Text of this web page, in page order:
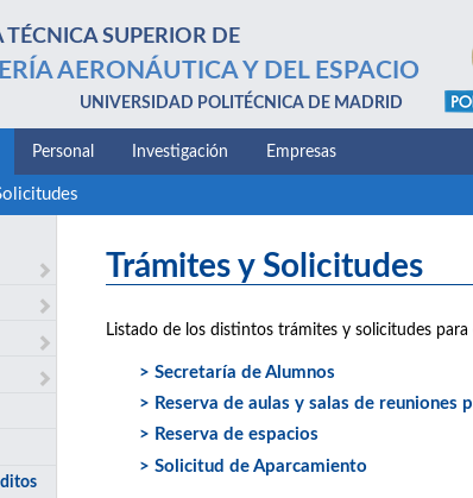
TÉCNICA SUPERIOR DE
AERONÁUTICA Y DEL ESPACIO
UNIVERSIDAD POLITÉCNICA DE MADRID
Personal Investigación Empresas
Trámites y Solicitudes
Listado de los distintos trámites y solicitudes para
> Secretaría de Alumnos
> Reserva de aulas y salas de reuniones
> Reserva de espacios
> Solicitud de Aparcamiento